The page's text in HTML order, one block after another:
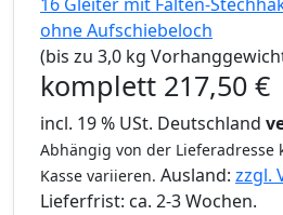
16 Gleiter mit Falten-
ohne Aufschiebeloch
(bis zu 3,0 kg
komplett 217,50 €
incl. 19 % USt. Deutschland
Abhängig von der Lieferadresse
Kasse variieren. Ausland: zzgl.
Lieferfrist: ca. 2-3 Wochen.